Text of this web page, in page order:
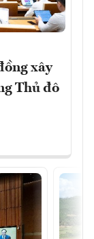
xây
Thủ đô